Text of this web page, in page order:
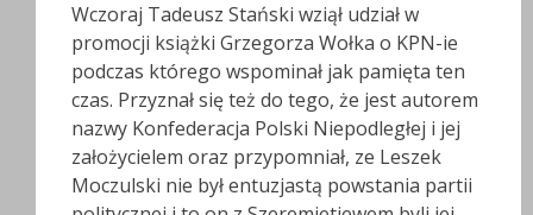
Wczoraj Tadeusz Stański wziął udział w
promocji książki Grzegorza Wołka o KPN-ie
podczas którego wspominał jak pamięta ten
czas. Przyznał się też do tego, że jest autorem
nazwy Konfederacja Polski Niepodległej i jej
założycielem oraz przypomniał, ze Leszek
Moczulski nie był entuzjastą powstania partii